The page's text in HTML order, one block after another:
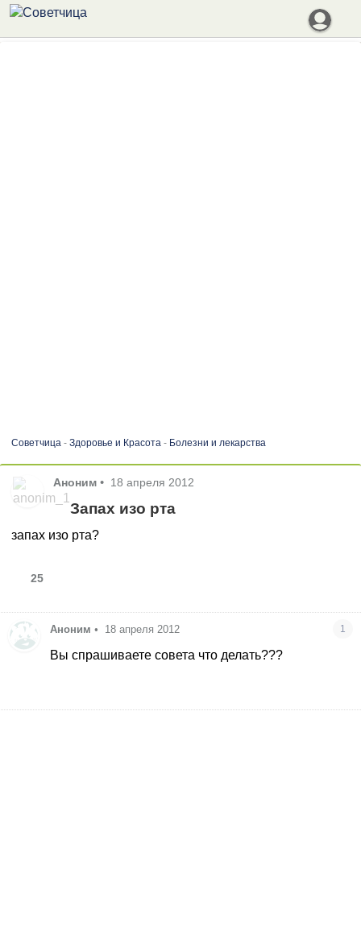
Советчица- Здоровье и Красота - Болезни и лекарства
Аноним • 18 апреля 2012
Запах изо рта
запах изо рта?
25
Аноним • 18 апреля 2012 1
Вы спрашиваете совета что делать???